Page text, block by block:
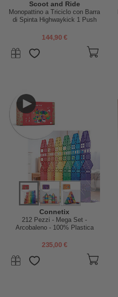
Scoot and Ride
Monopattino a Triciclo con Barra
di Spinta Highwaykick 1 Push
144,90 €
Connetix
212 Pezzi - Mega Set -
Arcobaleno - 100% Plastica
STEM!
235,00 €